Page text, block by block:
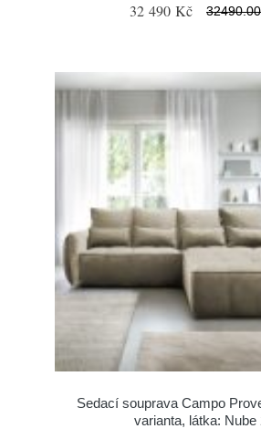
32 490 Kč
Sedací souprava Campo
varianta, látka: Nube